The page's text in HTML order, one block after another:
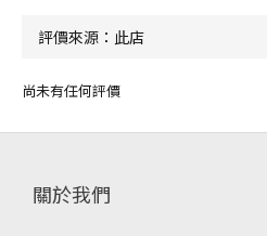
尚未有任何評價
關於我們